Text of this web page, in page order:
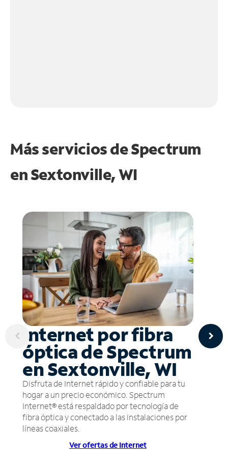
Más servicios de Spectrum
enSextonville, WI
Internet por fibra
óptica de Spectrum
en Sextonville, WI
Disfruta de Internet rápido y confiable para tu
hogar a un precio económico. Spectrum
Internet® está respaldado por tecnología de
fibra óptica y conectado a las instalaciones por
líneas coaxiales.
Ver ofertas de Internet